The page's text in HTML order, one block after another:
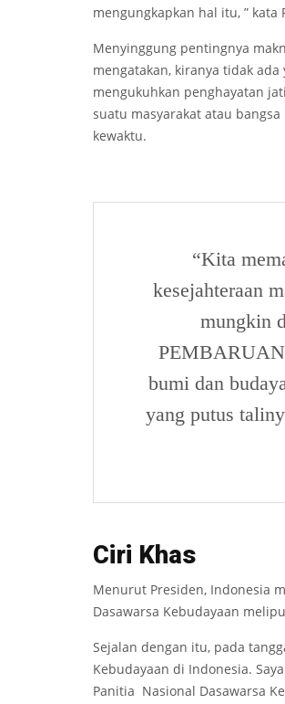
mengungkapkan hal itu, ” kata
Menyinggung pentingnya
mengatakan, kiranya tidak
mengukuhkan penghayatan
suatu masyarakat atau
kewaktu.
“Kita
kesejahteraan
mungkin
PEMBARUAN
bumi dan
yang putus
Ciri Khas
Menurut Presiden, Indonesia
Dasawarsa Kebudayaan
Sejalan dengan itu, pada
Kebudayaan di Indonesia.
Panitia Nasional Dasawarsa